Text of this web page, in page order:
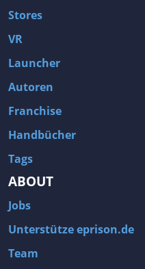
Stores
VR
Launcher
Autoren
Franchise
Handbücher
Tags
ABOUT
Jobs
Unterstütze eprison.de
Team